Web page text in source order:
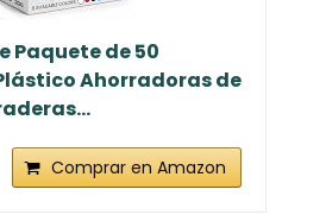
Paquete de 50
Ahorradoras de
Comprar en Amazon